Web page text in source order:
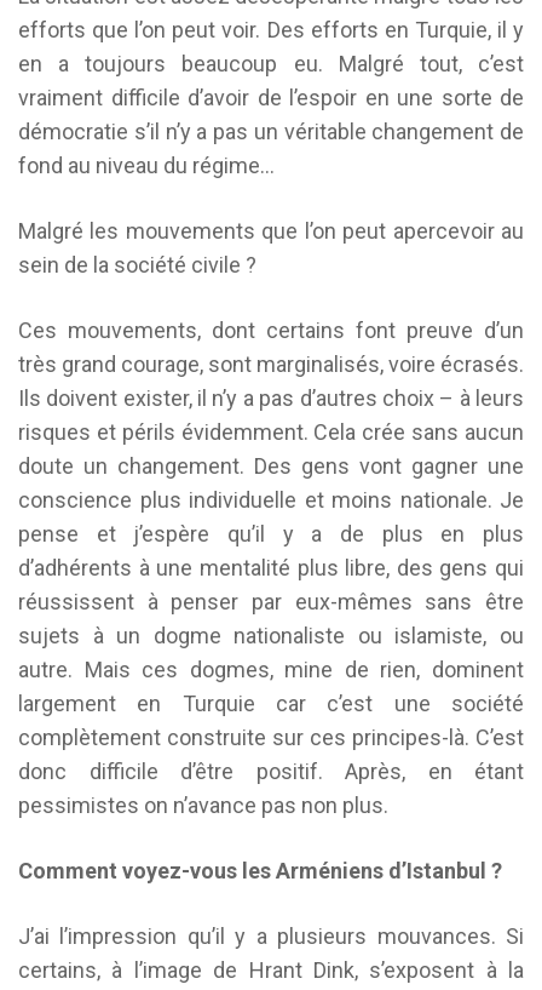
efforts que l’on peut voir. Des efforts en Turquie, il y
en a toujours beaucoup eu. Malgré tout, c’est
vraiment difficile d’avoir de l’espoir en une sorte de
démocratie s’il n’y a pas un véritable changement de
fond au niveau du régime…
Malgré les mouvements que l’on peut apercevoir au
sein de la société civile ?
Ces mouvements, dont certains font preuve d’un
très grand courage, sont marginalisés, voire écrasés.
Ils doivent exister, il n’y a pas d’autres choix – à leurs
risques et périls évidemment. Cela crée sans aucun
doute un changement. Des gens vont gagner une
conscience plus individuelle et moins nationale. Je
pense et j’espère qu’il y a de plus en plus
d’adhérents à une mentalité plus libre, des gens qui
réussissent à penser par eux-mêmes sans être
sujets à un dogme nationaliste ou islamiste, ou
autre. Mais ces dogmes, mine de rien, dominent
largement en Turquie car c’est une société
complètement construite sur ces principes-là. C’est
donc difficile d’être positif. Après, en étant
pessimistes on n’avance pas non plus.
Comment voyez-vous les Arméniens d’Istanbul ?
J’ai l’impression qu’il y a plusieurs mouvances. Si
certains, à l’image de Hrant Dink, s’exposent à la